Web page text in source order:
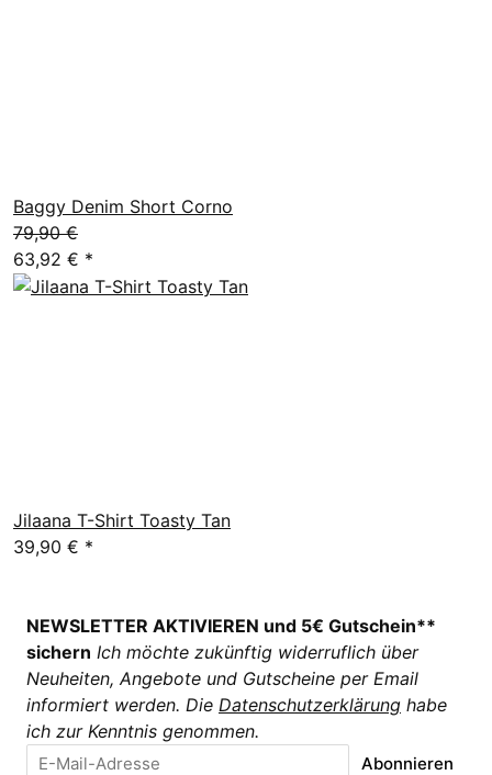
Baggy Denim Short Corno
79,90 €
63,92 € *
Jilaana T-Shirt Toasty Tan
39,90 € *
NEWSLETTER AKTIVIEREN und 5€ Gutschein**
sichern Ich möchte zukünftig widerruflich über
Neuheiten, Angebote und Gutscheine per Email
informiert werden. Die Datenschutzerklärung habe
ich zur Kenntnis genommen.
Abonnieren